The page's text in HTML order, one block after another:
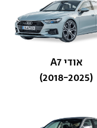
אודי A7
(2018-2025)